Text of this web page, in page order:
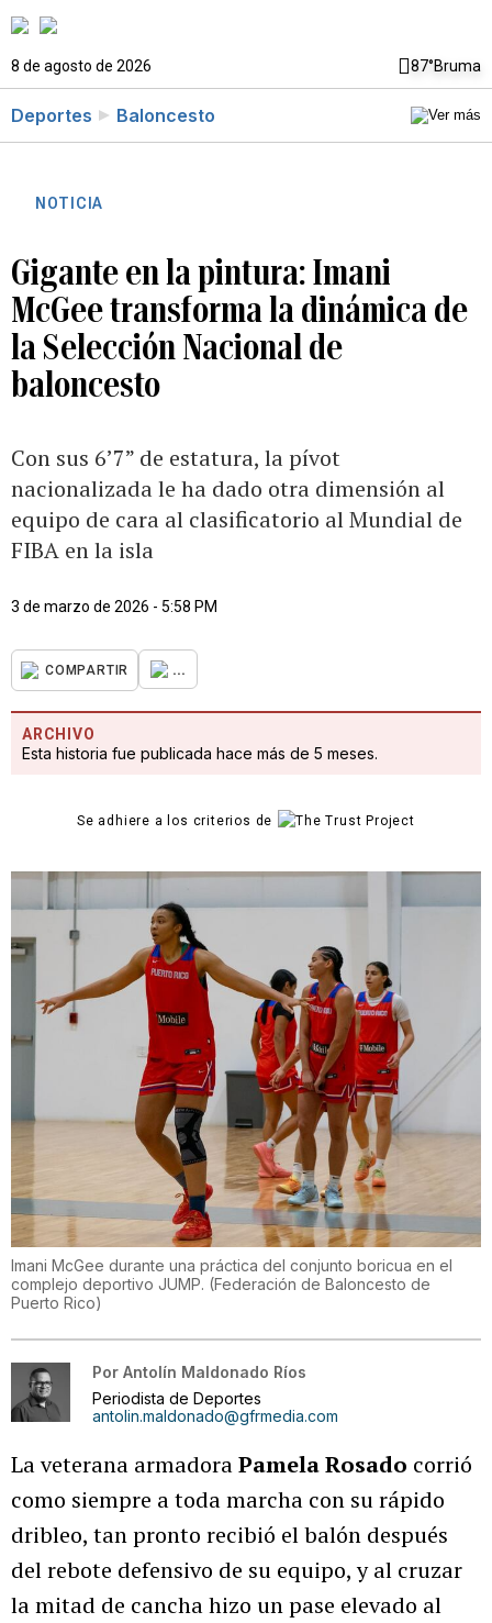
8 de agosto de 2026 87°Bruma
Deportes Baloncesto
NOTICIA
Gigante en la pintura: Imani
McGee transforma la dinámica de
la Selección Nacional de
baloncesto
Con sus 6’7” de estatura, la pívot
nacionalizada le ha dado otra dimensión al
equipo de cara al clasificatorio al Mundial de
FIBA en la isla
3 de marzo de 2026 - 5:58 PM
COMPARTIR ...
ARCHIVO
Esta historia fue publicada hace más de 5 meses.
Se adhiere a los criterios de
Imani McGee durante una práctica del conjunto boricua en el
complejo deportivo JUMP. (Federación de Baloncesto de
Puerto Rico)
Por Antolín Maldonado Ríos
Periodista de Deportes
antolin.maldonado@gfrmedia.com
La veterana armadoraPamela Rosado corrió
como siempre a toda marcha con su rápido
dribleo, tan pronto recibió el balón después
del rebote defensivo de su equipo, y al cruzar
la mitad de cancha hizo un pase elevado al